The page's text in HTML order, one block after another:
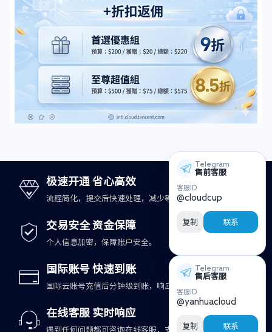
极速开通 省心高效
流程简化，提交后快速处理，减少等待时间。
交易安全 资金保障
个人信息加密，保障账户安全。
国际账号 快速到账
国际云账号充值后分钟级到账，响应更及时。
在线客服 实时响应
遇到任何问题都可咨询在线客服，支持快速处理。
Telegram
售前客服
客服ID
@cloudcup
复制 联系
Telegram
售后客服
客服ID
@yanhuacloud
复制 联系